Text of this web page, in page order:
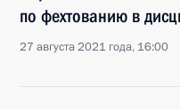
по фехтованию в
27 августа 2021 года, 16:00